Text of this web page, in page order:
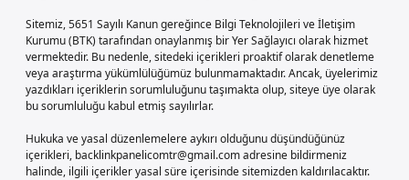
Sitemiz, 5651 Sayılı Kanun gereğince Bilgi Teknolojileri ve İletişim
Kurumu (BTK) tarafından onaylanmış bir Yer Sağlayıcı olarak hizmet
vermektedir. Bu nedenle, sitedeki içerikleri proaktif olarak denetleme
veya araştırma yükümlülüğümüz bulunmamaktadır. Ancak, üyelerimiz
yazdıkları içeriklerin sorumluluğunu taşımakta olup, siteye üye olarak
bu sorumluluğu kabul etmiş sayılırlar.
Hukuka ve yasal düzenlemelere aykırı olduğunu düşündüğünüz
içerikleri, backlinkpanelicomtr@gmail.comadresine bildirmeniz
halinde, ilgili içerikler yasal süre içerisinde sitemizden kaldırılacaktır.